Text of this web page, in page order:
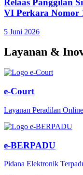
Relaas Panggilan
VI Perkara Nomor
5 Juni 2026
Layanan &
e-Court
Layanan Peradilan Online
e-BERPADU
Pidana Elektronik